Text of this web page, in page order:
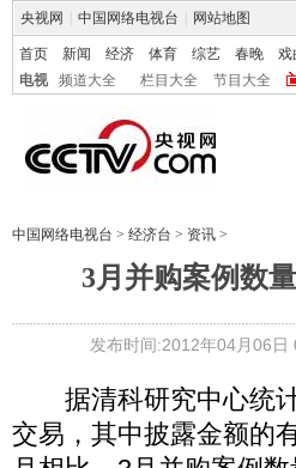
央视网 中国网络电视台 网站地图
首页 新闻 经济 体育 综艺 春晚 戏
电视
频道大全 栏目大全 节目大全
中国网络电视台 > 经济台 > 资讯 >
3月并购案例数
发布时间:2012年04月06日
据清科研究中心统计
交易，其中披露金额的